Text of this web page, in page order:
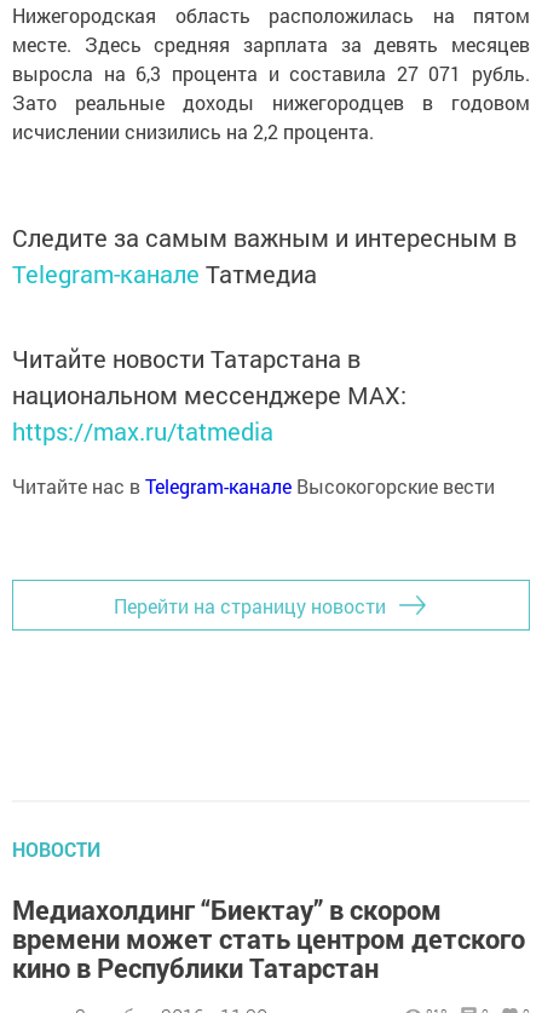
Нижегородская область расположилась на пятом
месте. Здесь средняя зарплата за девять месяцев
выросла на 6,3 процента и составила 27 071 рубль.
Зато реальные доходы нижегородцев в годовом
исчислении снизились на 2,2 процента.
Следите за самым важным и интересным в
Telegram-канале Татмедиа
Читайте новости Татарстана в
национальном мессенджере MАХ:
https://max.ru/tatmedia
Читайте нас вTelegram-канале Высокогорские вести
Перейти на страницу новости
НОВОСТИ
Медиахолдинг “Биектау” в скором
времени может стать центром детского
кино в Республики Татарстан